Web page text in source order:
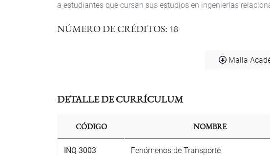
a estudiantes que cursan sus estudios en ingenierías
NÚMERO DE CRÉDITOS 18
Documento
Malla
DETALLE DE CURRÍCULUM
CÓDIGO NOMBRE
INQ 3003 Fenómenos de Transporte